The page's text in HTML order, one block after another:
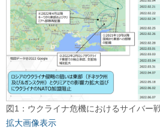
図1：ウクライナ危機におけるサイバー
拡大画像表示